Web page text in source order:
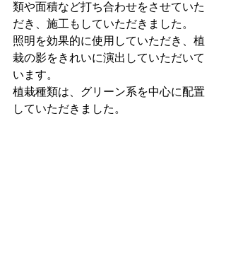
類や面積など打ち合わせをさせていた
だき、施工もしていただきました。
照明を効果的に使用していただき、植
栽の影をきれいに演出していただいて
います。
植栽種類は、グリーン系を中心に配置
していただきました。